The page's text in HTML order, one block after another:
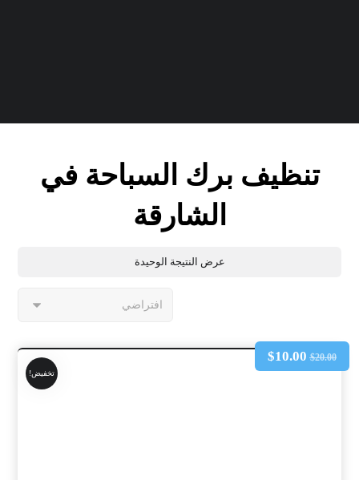
تنظيف برك السباحة في
الشارقة
عرض النتيجة الوحيدة
تخفيض!
$20.00
$10.00